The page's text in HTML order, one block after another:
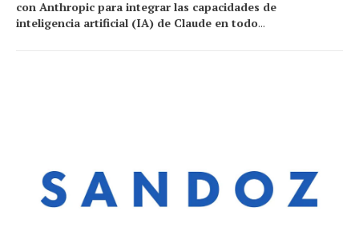
con Anthropic para integrar las capacidades de
inteligencia artificial (IA) de Claude en todo...